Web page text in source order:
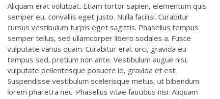
Aliquam erat volutpat. Etiam tortor sapien, elementum quis
semper eu, convallis eget justo. Nulla facilisi. Curabitur
cursus vestibulum turpis eget sagittis. Phasellus tempus
semper tellus, sed ullamcorper libero sodales a. Fusce
vulputate varius quam. Curabitur erat orci, gravida eu
tempus sed, pretium non ante. Vestibulum augue nisi,
vulputate pellentesque posuere id, gravida et est.
Suspendisse vestibulum scelerisque metus, ut bibendum
lorem pharetra nec. Phasellus vitae faucibus nisi. Aliquam